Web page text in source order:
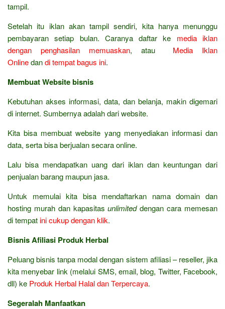
tampil.
Setelah itu iklan akan tampil sendiri, kita hanya menunggu
pembayaran setiap bulan. Caranya daftar ke media iklan
dengan penghasilan memuaskan, atau Media Iklan
Onlinedandi tempat bagus ini.
Membuat Website bisnis
Kebutuhan akses informasi, data, dan belanja, makin digemari
di internet. Sumbernya adalah dari website.
Kita bisa membuat website yang menyediakan informasi dan
data, serta bisa berjualan secara online.
Lalu bisa mendapatkan uang dari iklan dan keuntungan dari
penjualan barang maupun jasa.
Untuk memulai kita bisa mendaftarkan nama domain dan
hosting murah dan kapasitasunlimiteddengan cara memesan
di tempatini cukup dengan klik.
Bisnis Afiliasi Produk Herbal
Peluang bisnis tanpa modal dengan sistem afiliasi – reseller, jika
kita menyebar link (melalui SMS, email, blog, Twitter, Facebook,
dll) ke Produk Herbal Halal dan Terpercaya.
Segeralah Manfaatkan